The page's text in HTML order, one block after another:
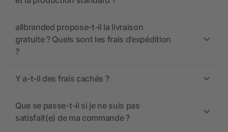
allbranded propose-t-il la livraison
gratuite ? Quels sont les frais d’expédition
?
Y a-t-il des frais cachés ?
Que se passe-t-il si je ne suis pas
satisfait(e) de ma commande ?